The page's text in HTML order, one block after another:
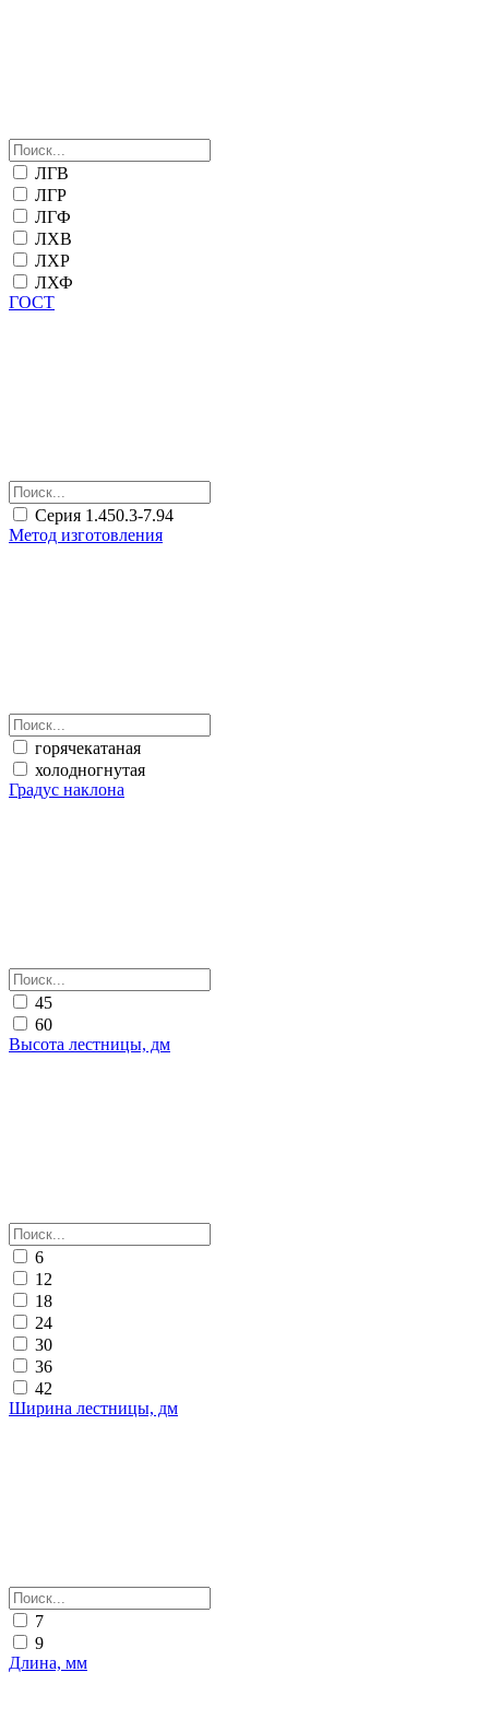
ЛГВ
ЛГР
ЛГФ
ЛХВ
ЛХР
ЛХФ
ГОСТ
Серия 1.450.3-7.94
Метод изготовления
горячекатаная
холодногнутая
Градус наклона
45
60
Высота лестницы, дм
6
12
18
24
30
36
42
Ширина лестницы, дм
7
9
Длина, мм